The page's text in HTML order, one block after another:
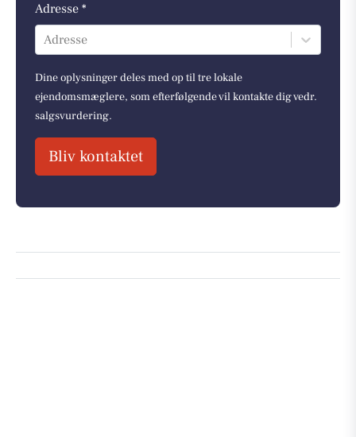
Adresse *
Adresse
Dine oplysninger deles med op til tre lokale
ejendomsmæglere, som efterfølgende vil kontakte dig vedr.
salgsvurdering.
Bliv kontaktet